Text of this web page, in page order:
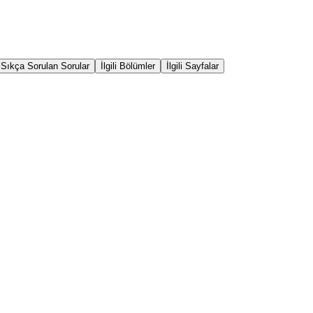
Sıkça Sorulan Sorular İlgili Bölümler İlgili Sayfalar